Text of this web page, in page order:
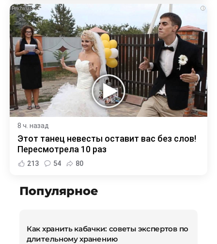
i
8 ч. назад
Этот танец невесты оставит вас без слов!
Пересмотрела 10 раз
213 54 80
Популярное
Как хранить кабачки: советы экспертов по
длительному хранению